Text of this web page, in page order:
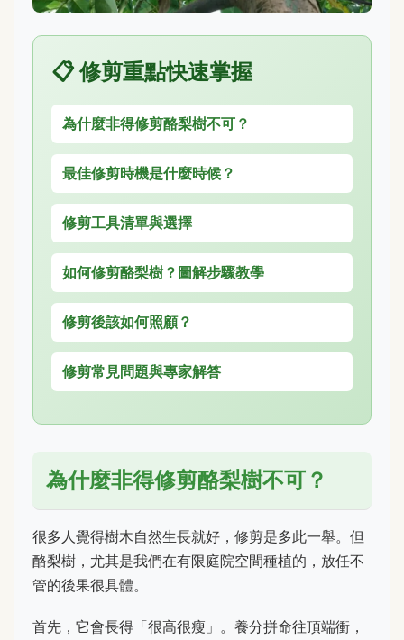
📋 修剪重點快速掌握
為什麼非得修剪酪梨樹不可？
最佳修剪時機是什麼時候？
修剪工具清單與選擇
如何修剪酪梨樹？圖解步驟教學
修剪後該如何照顧？
修剪常見問題與專家解答
為什麼非得修剪酪梨樹不可？
很多人覺得樹木自然生長就好，修剪是多此一舉。但
酪梨樹，尤其是我們在有限庭院空間種植的，放任不
管的後果很具體。
首先，它會長得「很高很瘦」。養分拼命往頂端衝，